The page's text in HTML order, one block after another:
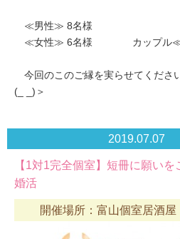
≪男性≫ 8名様
≪女性≫ 6名様 カップル
今回のこのご縁を実らせてくださ
(_ _)＞
2019.07.07
【1対1完全個室】短冊に願い
婚活
開催場所：富山個室居酒